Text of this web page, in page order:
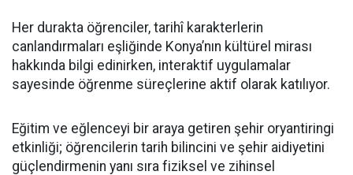
Her durakta öğrenciler, tarihî karakterlerin
canlandırmaları eşliğinde Konya’nın kültürel mirası
hakkında bilgi edinirken, interaktif uygulamalar
sayesinde öğrenme süreçlerine aktif olarak katılıyor.
Eğitim ve eğlenceyi bir araya getiren şehir oryantiringi
etkinliği; öğrencilerin tarih bilincini ve şehir aidiyetini
güçlendirmenin yanı sıra fiziksel ve zihinsel